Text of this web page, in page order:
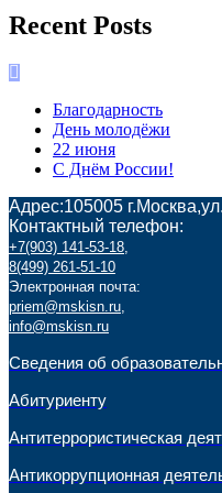
Recent Posts
Благодарность
День молодёжи
22 июня
С Днём России!
Адрес:105005
Контактный телефон:
+7(903) 141-53-18,
8(499) 261-51-10
Электронная почта:
priem@mskisn.ru,
info@mskisn.ru
Сведения об
Абитуриенту
Антитеррористическая
Антикоррупционная